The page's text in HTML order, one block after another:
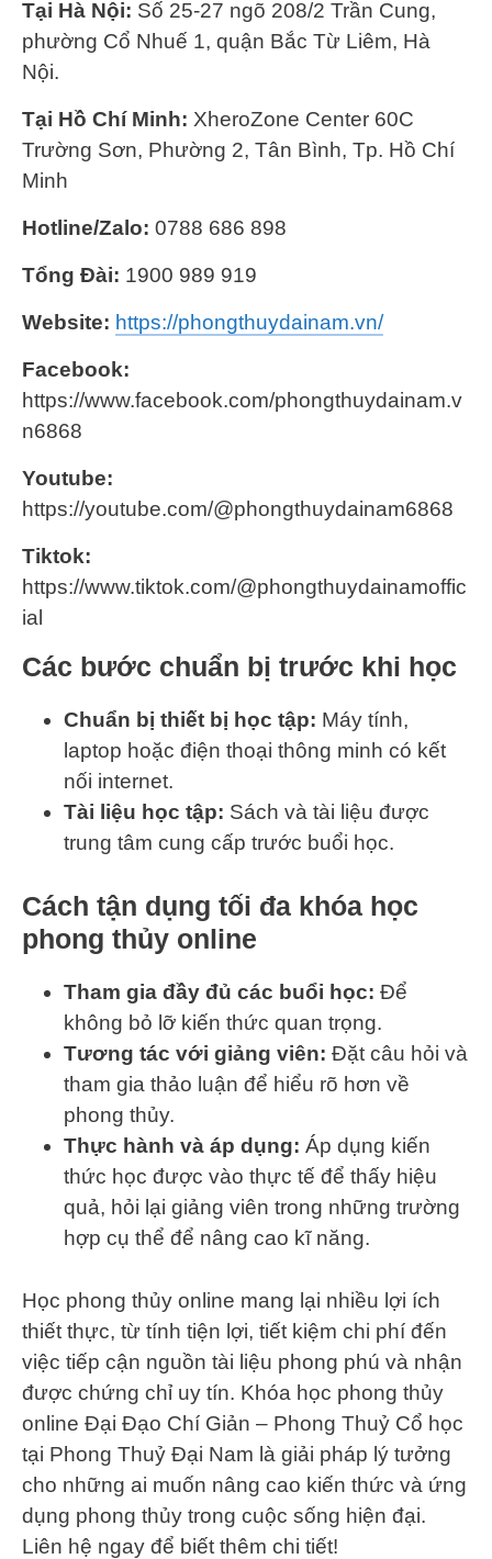
Tại Hà Nội: Số 25-27 ngõ 208/2 Trần Cung,
phường Cổ Nhuế 1, quận Bắc Từ Liêm, Hà
Nội.
Tại Hồ Chí Minh: XheroZone Center 60C
Trường Sơn, Phường 2, Tân Bình, Tp. Hồ Chí
Minh
Hotline/Zalo: 0788 686 898
Tổng Đài: 1900 989 919
Website: https://phongthuydainam.vn/
Facebook:
https://www.facebook.com/phongthuydainam.v
n6868
Youtube:
https://youtube.com/@phongthuydainam6868
Tiktok:
https://www.tiktok.com/@phongthuydainamoffic
ial
Các bước chuẩn bị trước khi học
Chuẩn bị thiết bị học tập: Máy tính,
laptop hoặc điện thoại thông minh có kết
nối internet.
Tài liệu học tập: Sách và tài liệu được
trung tâm cung cấp trước buổi học.
Cách tận dụng tối đa khóa học
phong thủy online
Tham gia đầy đủ các buổi học: Để
không bỏ lỡ kiến thức quan trọng.
Tương tác với giảng viên: Đặt câu hỏi và
tham gia thảo luận để hiểu rõ hơn về
phong thủy.
Thực hành và áp dụng: Áp dụng kiến
thức học được vào thực tế để thấy hiệu
quả, hỏi lại giảng viên trong những trường
hợp cụ thể để nâng cao kĩ năng.
Học phong thủy online mang lại nhiều lợi ích
thiết thực, từ tính tiện lợi, tiết kiệm chi phí đến
việc tiếp cận nguồn tài liệu phong phú và nhận
được chứng chỉ uy tín. Khóa học phong thủy
online Đại Đạo Chí Giản – Phong Thuỷ Cổ học
tại Phong Thuỷ Đại Nam là giải pháp lý tưởng
cho những ai muốn nâng cao kiến thức và ứng
dụng phong thủy trong cuộc sống hiện đại.
Liên hệ ngay để biết thêm chi tiết!